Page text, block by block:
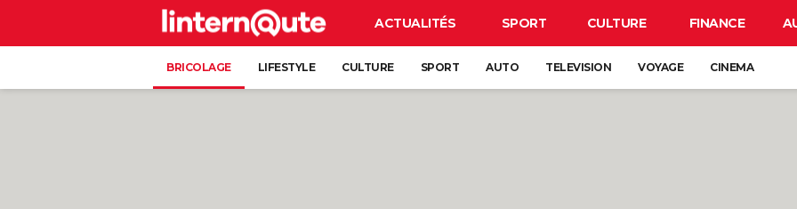
ACTUALITÉS SPORT CULTURE FINANCE
BRICOLAGE LIFESTYLE CULTURE SPORT AUTO TELEVISION VOYAGE CINEMA